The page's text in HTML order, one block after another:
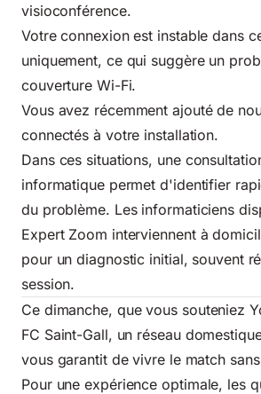
visioconférence.
Votre connexion est instable dans
uniquement, ce qui suggère un
couverture Wi-Fi.
Vous avez récemment ajouté de
connectés à votre installation.
Dans ces situations, une
informatique permet d'identifier
du problème. Les informaticiens
Expert Zoom interviennent à
pour un diagnostic initial, souvent
session.
Ce dimanche, que vous souteniez
FC Saint-Gall, un réseau
vous garantit de vivre le match
Pour une expérience optimale, les